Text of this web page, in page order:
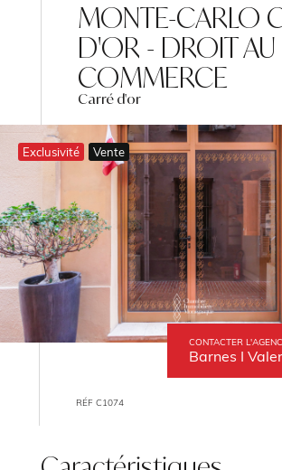
MONTE-CARLO
D'OR - DROIT AU
COMMERCE
Carré d'or
CONTACTER
Barnes I
Exclusivité Vente
RÉF C1074